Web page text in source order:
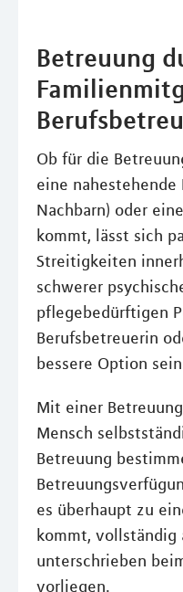
Betreuung
Ob für die
eine nahestehende
Nachbarn) oder
kommt, lässt sich
Streitigkeiten
schwerer
pflegebedürftigen
Berufsbetreuerin
bessere Option
Mit einer
Mensch
Betreuung
es überhaupt zu
kommt, vollständig
unterschrieben
vorliegen.